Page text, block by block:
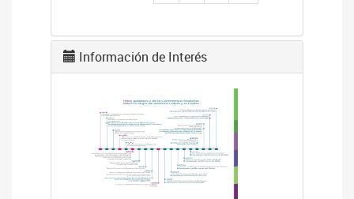
Información de Interés